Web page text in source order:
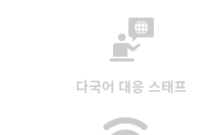
다국어 대응 스태프